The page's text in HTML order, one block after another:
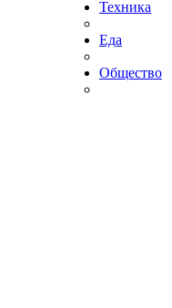
Техника
Еда
Общество